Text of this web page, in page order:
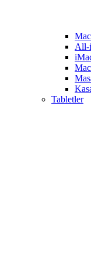
All-
Tabletler